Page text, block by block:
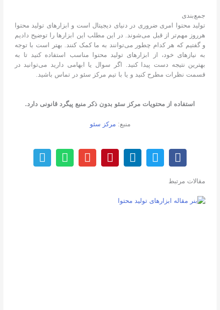
جمع‌بندی
تولید محتوا امری ضروری در دنیای دیجیتال است و ابزارهای تولید محتوا
هرروز مهم‌تر از قبل می‌شوند. در این مطلب این ابزارها را توضیح دادیم
و گفتیم که هر کدام چطور می‌توانند به ما کمک کنند. بهتر است با توجه
به نیازهای خود، از ابزارهای تولید محتوا مناسب استفاده کنید تا به
بهترین نتیجه دست پیدا کنید. اگر سوال یا ابهامی دارید می‌توانید در
قسمت نظرات مطرح کنید و یا با تیم مرکز سئو در تماس باشید.
استفاده از محتویات مرکز سئو بدون ذکر منبع پیگرد قانونی دارد.
منبع: مرکز سئو
مقالات مرتبط